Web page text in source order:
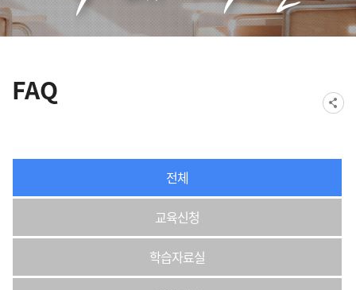
FAQ
전체
교육신청
학습자료실